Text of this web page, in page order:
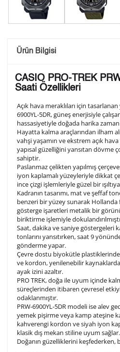
Saatini
arka kapağına gravür tekniği
olduğunuz şekilde işlenecektir.
1. Satır
2. Satır
3. Satır
Lütfen font seçiniz
Ön İzleme
Kişiselleştirilmiş ürünlerin
sebebi ile 1-2 iş günü
tamamlandıktan sonra
Kişiselleştirilmiş
ürünlerde
Ürün Bilgisi
CASIO PRO-TREK
Saati Özellikleri
Açık hava meraklıları için tasarlanan
6900YL-5DR, güneş enerjisiyle
hassasiyetiyle doğada harika
Hayatta kalma araçlarından ilham
vahşi yaşamın ve ekstrem açık
yapısal güzelliğini yansıtan dövme
sahiptir.
Paslanmaz çelikten yapılmış
iyon kaplamalı yüzeyleriyle dikkat
ince çizgi işlemleriyle güzel bir
Kadranın tasarımı, mat ve şeffaf
benzeri bir yüzey sunarak Hollanda
gösterge işaretleri metalik bir
biriktirme işlemiyle
Saat, dakika ve saniye göstergeleri
tonlarını yansıtırken, saat 9
gönderme yapar.
Çevre dostu biyokütle
ve kordon, yenilenebilir
ayak izini azaltır.
PRO TREK, doğa ile uyum içinde
süreçlerinden itibaren çevresel
odaklanmıştır.
PRW-6900YL-5DR modeli ise alev
yemek pişirme veya kamp ateşine
kahverengi kordon ve siyah iyon
klasik dış mekan stiline uyum sağlar.
Doğanın güzelliklerini keşfederken,